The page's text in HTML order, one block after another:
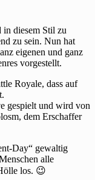
in diesem Stil zu
zu sein. Nun hat
eigenen und ganz
vorgestellt.
Royale, dass auf
gespielt und wird von
dem Erschaffer
Day“ gewaltig
alle
los. 😉